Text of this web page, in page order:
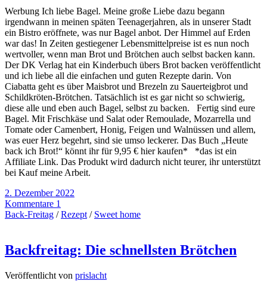
Werbung Ich liebe Bagel. Meine große Liebe dazu begann
irgendwann in meinen späten Teenagerjahren, als in unserer Stadt
ein Bistro eröffnete, was nur Bagel anbot. Der Himmel auf Erden
war das! In Zeiten gestiegener Lebensmittelpreise ist es nun noch
wertvoller, wenn man Brot und Brötchen auch selbst backen kann.
Der DK Verlag hat ein Kinderbuch übers Brot backen veröffentlicht
und ich liebe all die einfachen und guten Rezepte darin. Von
Ciabatta geht es über Maisbrot und Brezeln zu Sauerteigbrot und
Schildkröten-Brötchen. Tatsächlich ist es gar nicht so schwierig,
diese alle und eben auch Bagel, selbst zu backen. Fertig sind eure
Bagel. Mit Frischkäse und Salat oder Remoulade, Mozarrella und
Tomate oder Camenbert, Honig, Feigen und Walnüssen und allem,
was euer Herz begehrt, sind sie umso leckerer. Das Buch „Heute
back ich Brot!“ könnt ihr für 9,95 € hier kaufen* *das ist ein
Affiliate Link. Das Produkt wird dadurch nicht teurer, ihr unterstützt
bei Kauf meine Arbeit.
2. Dezember 2022
Kommentare 1
Back-Freitag /Rezept / Sweet home
Backfreitag: Die schnellsten Brötchen
Veröffentlicht von prislacht